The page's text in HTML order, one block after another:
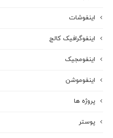
اینفوشات
اینفوگرافیک کالج
اینفومجیک
اینفوموشن
پروژه ها
پوستر